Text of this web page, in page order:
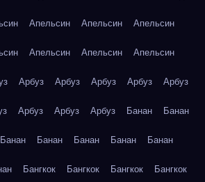
Апельсин Апельсин Апельсин
Апельсин Апельсин Апельсин
Арбуз Арбуз Арбуз Арбуз Арбуз
Арбуз Арбуз Арбуз Банан Банан
Банан Банан Банан Банан Банан
Бангкок Бангкок Бангкок Бангкок